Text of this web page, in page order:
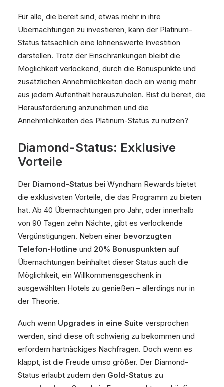
Für alle, die bereit sind, etwas mehr in ihre
Übernachtungen zu investieren, kann der Platinum-
Status tatsächlich eine lohnenswerte Investition
darstellen. Trotz der Einschränkungen bleibt die
Möglichkeit verlockend, durch die Bonuspunkte und
zusätzlichen Annehmlichkeiten doch ein wenig mehr
aus jedem Aufenthalt herauszuholen. Bist du bereit, die
Herausforderung anzunehmen und die
Annehmlichkeiten des Platinum-Status zu nutzen?
Diamond-Status: Exklusive
Vorteile
Der Diamond-Status bei Wyndham Rewards bietet
die exklusivsten Vorteile, die das Programm zu bieten
hat. Ab 40 Übernachtungen pro Jahr, oder innerhalb
von 90 Tagen zehn Nächte, gibt es verlockende
Vergünstigungen. Neben einer bevorzugten
Telefon-Hotline und 20% Bonuspunkten auf
Übernachtungen beinhaltet dieser Status auch die
Möglichkeit, ein Willkommensgeschenk in
ausgewählten Hotels zu genießen – allerdings nur in
der Theorie.
Auch wenn Upgrades in eine Suite versprochen
werden, sind diese oft schwierig zu bekommen und
erfordern hartnäckiges Nachfragen. Doch wenn es
klappt, ist die Freude umso größer. Der Diamond-
Status erlaubt zudem den Gold-Status zu